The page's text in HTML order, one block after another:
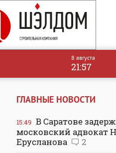
8 августа
21:57
ГЛАВНЫЕ НОВОСТИ
15:49 В Саратове
московский адвокат
Ерусланова
2